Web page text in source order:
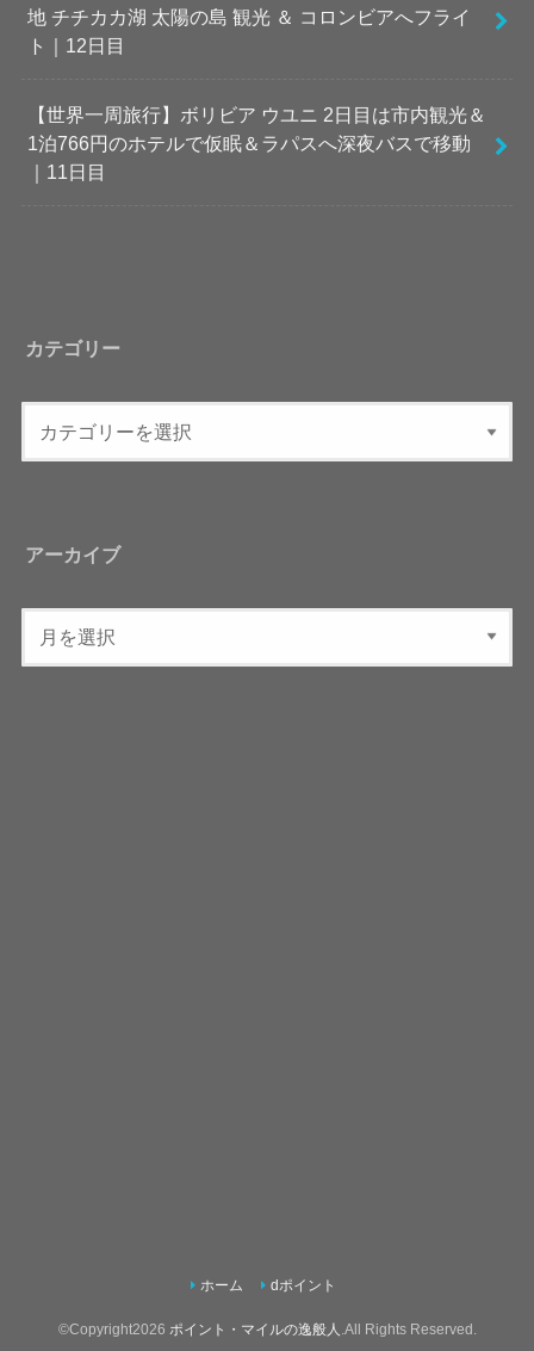
地 チチカカ湖 太陽の島 観光 ＆ コロンビアへフライ
ト｜12日目
【世界一周旅行】ボリビア ウユニ 2日目は市内観光＆
1泊766円のホテルで仮眠＆ラパスへ深夜バスで移動
｜11日目
カテゴリー
アーカイブ
ホーム dポイント
©Copyright2026 ポイント・マイルの逸般人 .All Rights Reserved.